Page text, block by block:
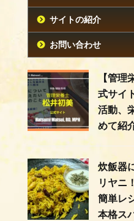
サイトの紹介
お問い合わせ
【管
式サイ
活動、
めて紹
炊飯器
リヤニ
簡単レ
本格ス